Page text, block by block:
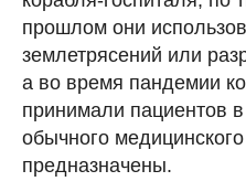
прошлом они
землетрясений или
а во время пандемии
принимали пациентов
обычного
предназначены.